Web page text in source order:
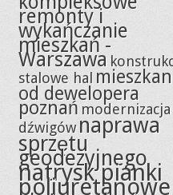
remonty i
wykańczanie
mieszkań -
Warszawa
stalowe hal
od dewelopera
poznań modernizacja
dźwigów naprawa
sprzętu
geodezyjnego
natrysk pianki